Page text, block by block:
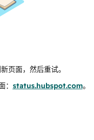
页面，然后重试。
status.hubspot.com。